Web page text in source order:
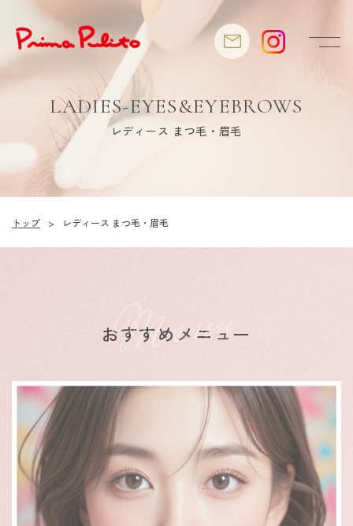
LADIES-EYES&EYEBROWS
レディース まつ毛・眉毛
トップ > レディース まつ毛・眉毛
おすすめメニュー
Menu